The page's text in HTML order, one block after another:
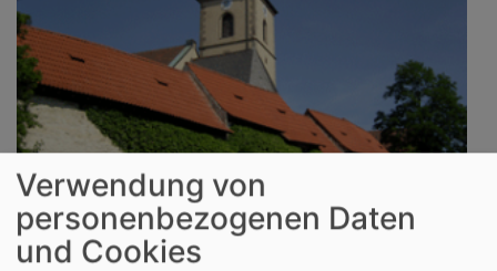
So, 13.9. 9:30 Uhr
Verwendung von
personenbezogenen Daten
und Cookies